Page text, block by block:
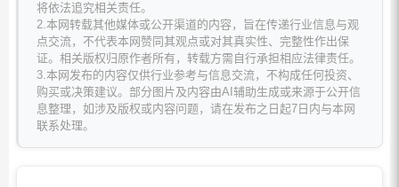
将依法追究相关责任。
2.本网转载其他媒体或公开渠道的内容，旨在传递行业信息与观
点交流，不代表本网赞同其观点或对其真实性、完整性作出保
证。相关版权归原作者所有，转载方需自行承担相应法律责任。
3.本网发布的内容仅供行业参考与信息交流，不构成任何投资、
购买或决策建议。部分图片及内容由AI辅助生成或来源于公开信
息整理，如涉及版权或内容问题，请在发布之日起7日内与本网
联系处理。